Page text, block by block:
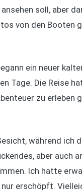
soll, aber
von den Booten
ein neuer
Tage. Die Reise
zu erleben
während ich
aber auch
Ich hatte
erschöpft.